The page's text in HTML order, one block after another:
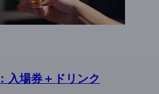
場券＋ドリンク